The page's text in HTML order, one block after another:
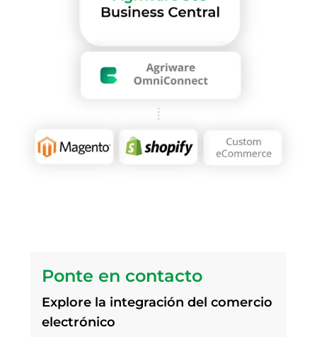
Ponte en contacto
Explore la integración del comercio
electrónico